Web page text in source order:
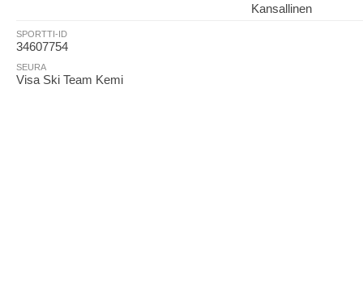
Kansallinen
SPORTTI-ID
34607754
SEURA
Visa Ski Team Kemi